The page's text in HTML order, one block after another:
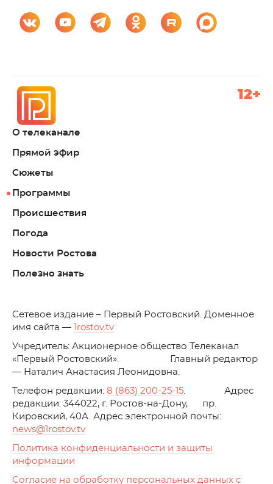
О телеканале
Прямой эфир
Сюжеты
Программы
Происшествия
Погода
Новости Ростова
Полезно знать
12+
Cетевое издание – Первый Ростовский. Доменное
имя сайта —
1rostov.tv
Учредитель: Акционерное общество Телеканал
«Первый Ростовский». Главный редактор
— Наталич Анастасия Леонидовна.
Телефон редакции: 8 (863) 200-25-15. Адрес
редакции: 344022, г. Ростов-на-Дону, пр.
Кировский, 40А. Адрес электронной почты:
news@1rostov.tv
Политика конфиденциальности и защиты
информации
Согласие на обработку персональных данных с